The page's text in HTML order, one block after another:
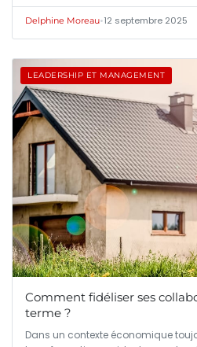
Delphine Moreau•12 septembre 2025
LEADERSHIP ET MANAGEMENT
Comment fidéliser ses
terme ?
Dans un contexte économique